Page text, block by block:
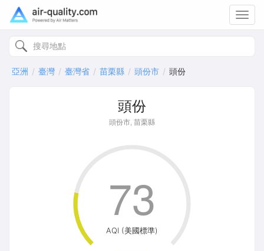
亞洲 臺灣 臺灣省 苗栗縣 頭份市 頭份
頭份
頭份市, 苗栗縣
AQI (美國標準)
73